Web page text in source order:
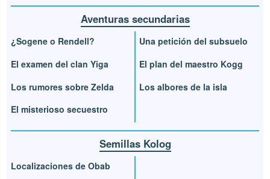
Aventuras secundarias
¿Sogene o Rendell?
El examen del clan Yiga
Los rumores sobre Zelda
El misterioso secuestro
Una petición del subsuelo
El plan del maestro Kogg
Los albores de la isla
Semillas Kolog
Localizaciones de Obab